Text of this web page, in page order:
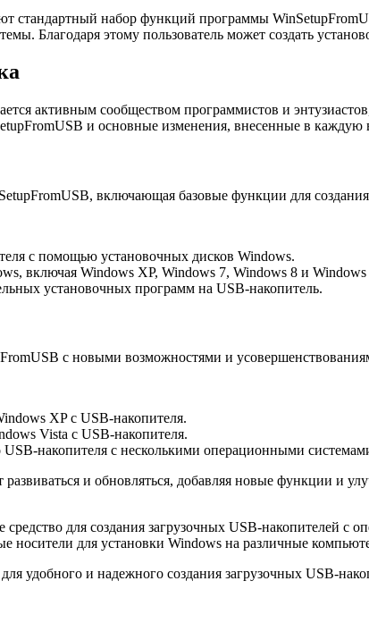
стандартный набор функций программы
Благодаря этому пользователь может создать
активным сообществом программистов и
и основные изменения, внесенные в каждую
включающая базовые функции для создания
с помощью установочных дисков Windows.
включая Windows XP, Windows 7, Windows 8 и Windows
установочных программ на USB-накопитель.
с новыми возможностями и
XP с USB-накопителя.
Vista с USB-накопителя.
USB-накопителя с несколькими операционными
и обновляться, добавляя новые функции и
для создания загрузочных USB-накопителей
носители для установки Windows на различные
удобного и надежного создания загрузочных USB-